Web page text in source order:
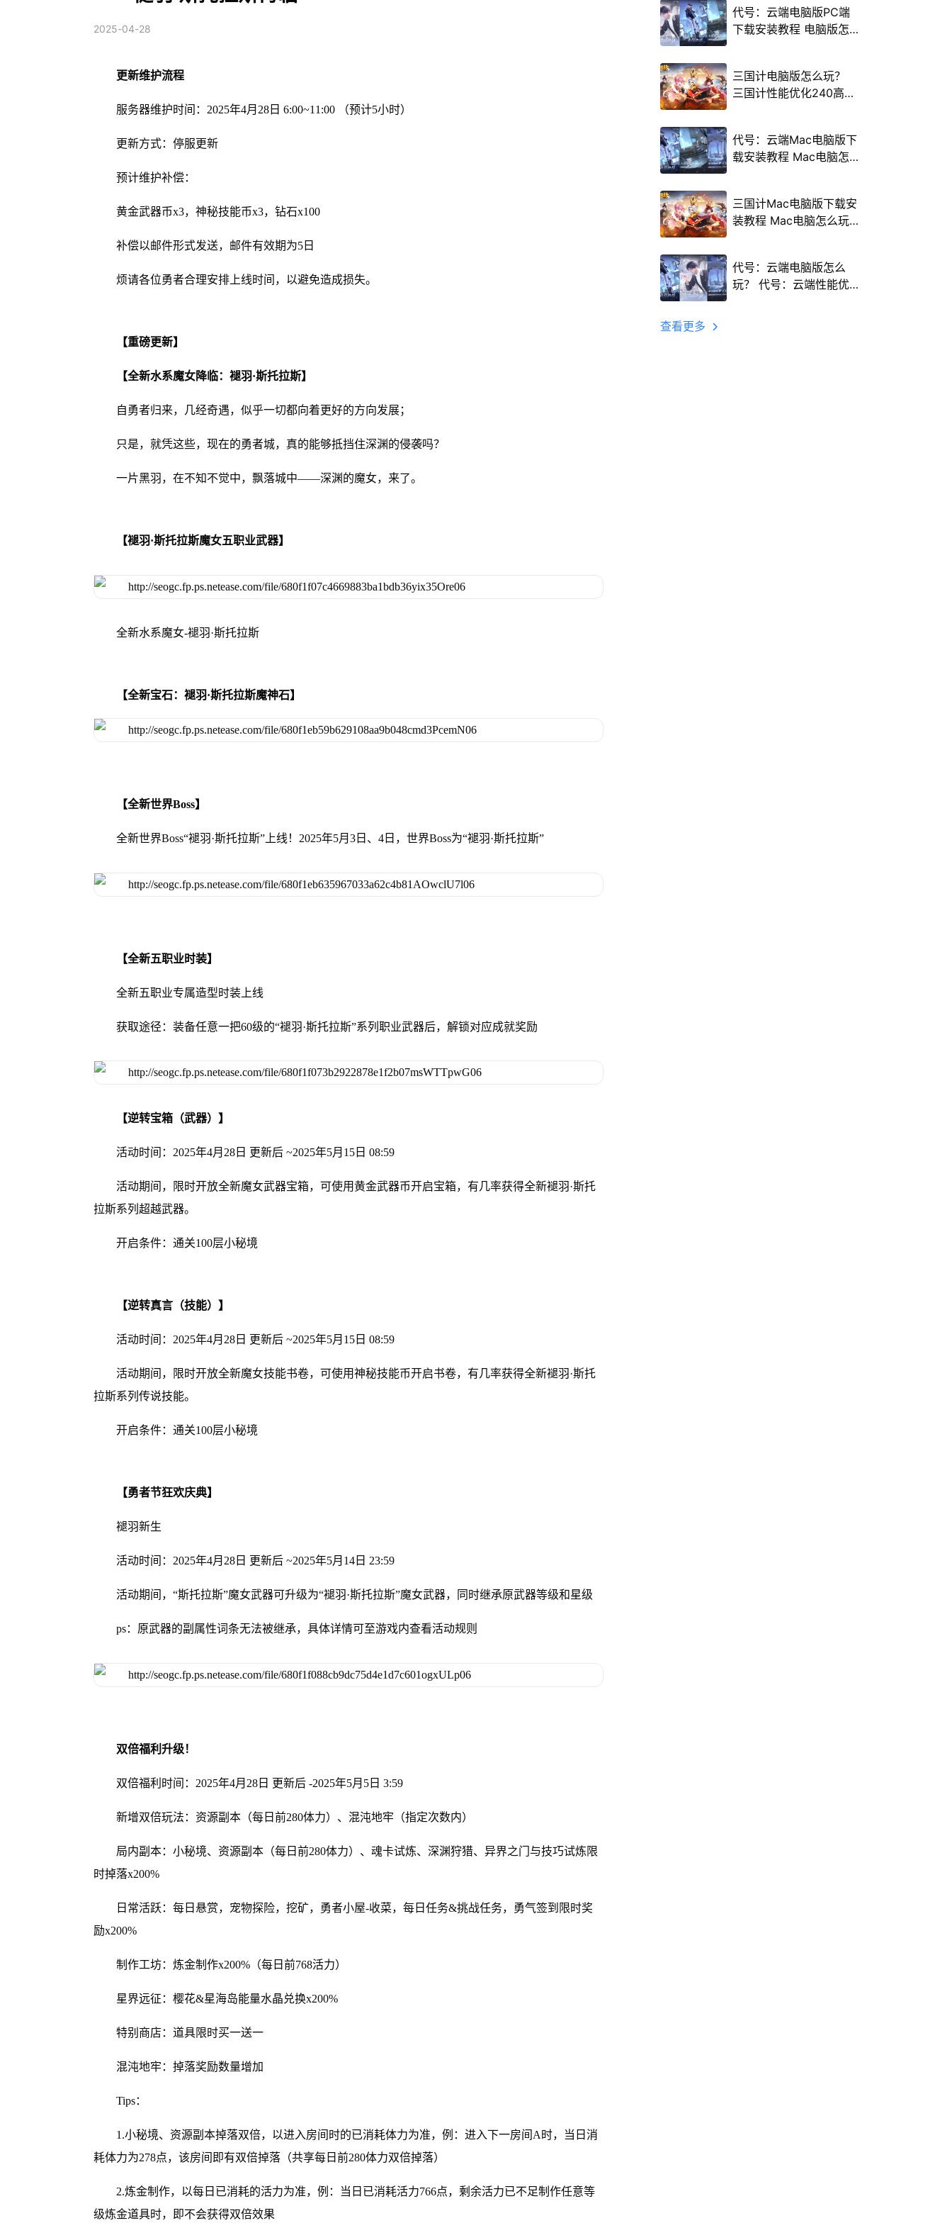
2025-04-28
更新维护流程
服务器维护时间：2025年4月28日 6:00~11:00 （预计5小时）
更新方式：停服更新
预计维护补偿：
黄金武器币x3，神秘技能币x3，钻石x100
补偿以邮件形式发送，邮件有效期为5日
烦请各位勇者合理安排上线时间，以避免造成损失。
【重磅更新】
【全新水系魔女降临：褪羽·斯托拉斯】
自勇者归来，几经奇遇，似乎一切都向着更好的方向发展；
只是，就凭这些，现在的勇者城，真的能够抵挡住深渊的侵袭吗？
一片黑羽，在不知不觉中，飘落城中——深渊的魔女，来了。
【褪羽·斯托拉斯魔女五职业武器】
全新水系魔女-褪羽·斯托拉斯
【全新宝石：褪羽·斯托拉斯魔神石】
【全新世界Boss】
全新世界Boss“褪羽·斯托拉斯”上线！2025年5月3日、4日，世界Boss为“褪羽·斯托拉斯”
【全新五职业时装】
全新五职业专属造型时装上线
获取途径：装备任意一把60级的“褪羽·斯托拉斯”系列职业武器后，解锁对应成就奖励
【逆转宝箱（武器）】
活动时间：2025年4月28日 更新后 ~2025年5月15日 08:59
活动期间，限时开放全新魔女武器宝箱，可使用黄金武器币开启宝箱，有几率获得全新褪羽·斯托
拉斯系列超越武器。
开启条件：通关100层小秘境
【逆转真言（技能）】
活动时间：2025年4月28日 更新后 ~2025年5月15日 08:59
活动期间，限时开放全新魔女技能书卷，可使用神秘技能币开启书卷，有几率获得全新褪羽·斯托
拉斯系列传说技能。
开启条件：通关100层小秘境
【勇者节狂欢庆典】
褪羽新生
活动时间：2025年4月28日 更新后 ~2025年5月14日 23:59
活动期间，“斯托拉斯”魔女武器可升级为“褪羽·斯托拉斯”魔女武器，同时继承原武器等级和星级
ps：原武器的副属性词条无法被继承，具体详情可至游戏内查看活动规则
双倍福利升级！
双倍福利时间：2025年4月28日 更新后 -2025年5月5日 3:59
新增双倍玩法：资源副本（每日前280体力）、混沌地牢（指定次数内）
局内副本：小秘境、资源副本（每日前280体力）、魂卡试炼、深渊狩猎、异界之门与技巧试炼限
时掉落x200%
日常活跃：每日悬赏，宠物探险，挖矿，勇者小屋-收菜，每日任务&挑战任务，勇气签到限时奖
励x200%
制作工坊：炼金制作x200%（每日前768活力）
星界远征：樱花&星海岛能量水晶兑换x200%
特别商店：道具限时买一送一
混沌地牢：掉落奖励数量增加
Tips：
1.小秘境、资源副本掉落双倍，以进入房间时的已消耗体力为准，例：进入下一房间A时，当日消
耗体力为278点，该房间即有双倍掉落（共享每日前280体力双倍掉落）
2.炼金制作，以每日已消耗的活力为准，例：当日已消耗活力766点，剩余活力已不足制作任意等
级炼金道具时，即不会获得双倍效果
代号：云端电脑版PC端
下载安装教程 电脑版怎
三国计电脑版怎么玩？
三国计性能优化240高帧
代号：云端Mac电脑版下
载安装教程 Mac电脑怎
三国计Mac电脑版下载安
装教程 Mac电脑怎么玩
代号：云端电脑版怎么
玩？ 代号：云端性能优
查看更多